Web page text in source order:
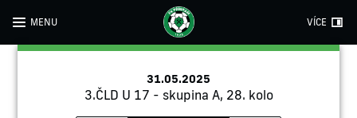
MENU VÍCE
31.05.2025
3.ČLD U 17 - skupina A, 28. kolo